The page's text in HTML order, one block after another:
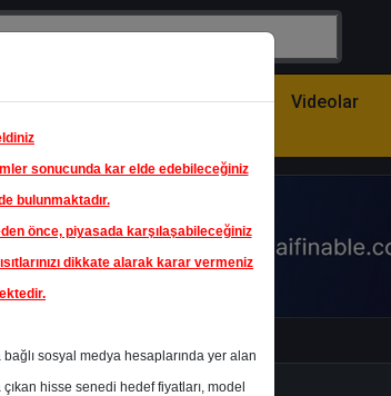
Raporlar Partnerlerimiz Videolar
sonucunda kar elde edebileceğiniz
bulunmaktadır.
önce, piyasada karşılaşabileceğiniz
dikkate alarak karar vermeniz
sosyal medya hesaplarında yer alan
hisse senedi hedef fiyatları, model